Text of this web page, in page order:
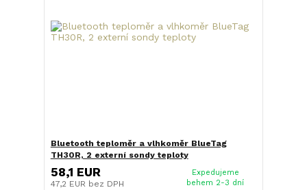
Bluetooth teploměr a vlhkoměr BlueTag
TH30R, 2 externí sondy teploty
58,1 EUR
47,2 EUR bez DPH
Expedujeme
behem 2-3 dní